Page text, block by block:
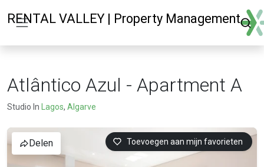
RENTAL VALLEY | Property Management
Atlântico Azul - Apartment A
Studio In Lagos, Algarve
Toevoegen aan mijn favorieten
Delen